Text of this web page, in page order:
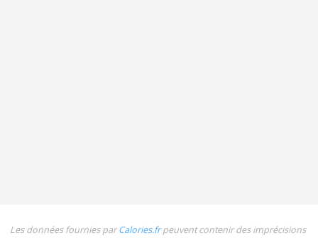
Les données fournies parCalories.frpeuvent contenir des imprécisions